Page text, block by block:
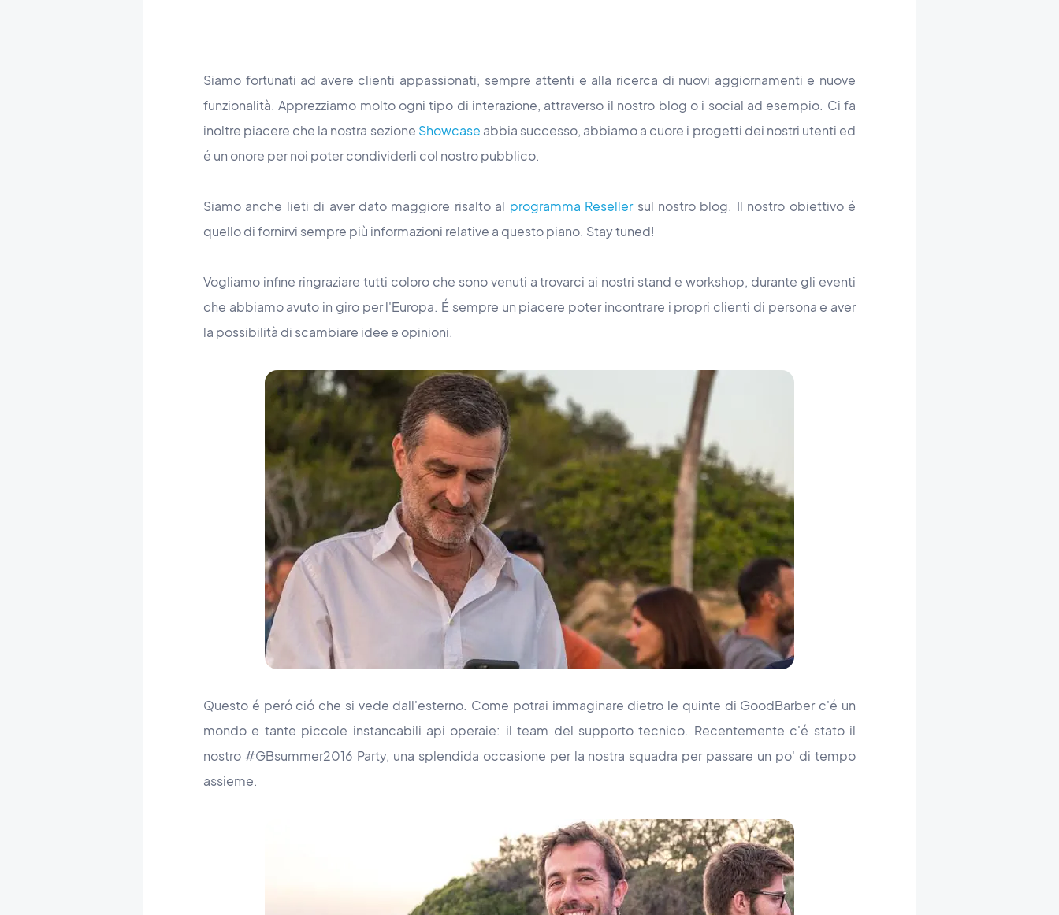
Siamo fortunati ad avere clienti appassionati, sempre attenti e alla ricerca di nuovi aggiornamenti e nuove
funzionalità. Apprezziamo molto ogni tipo di interazione, attraverso il nostro blog o i social ad esempio. Ci fa
inoltre piacere che la nostra sezione Showcase abbia successo, abbiamo a cuore i progetti dei nostri utenti ed
é un onore per noi poter condividerli col nostro pubblico.
Siamo anche lieti di aver dato maggiore risalto al programma Resellersul nostro blog. Il nostro obiettivo é
quello di fornirvi sempre più informazioni relative a questo piano. Stay tuned!
Vogliamo infine ringraziare tutti coloro che sono venuti a trovarci ai nostri stand e workshop, durante gli eventi
che abbiamo avuto in giro per l'Europa. É sempre un piacere poter incontrare i propri clienti di persona e aver
la possibilità di scambiare idee e opinioni.
Questo é peró ció che si vede dall'esterno. Come potrai immaginare dietro le quinte di GoodBarber c'é un
mondo e tante piccole instancabili api operaie: il team del supporto tecnico. Recentemente c'é stato il
nostro #GBsummer2016 Party, una splendida occasione per la nostra squadra per passare un po' di tempo
assieme.